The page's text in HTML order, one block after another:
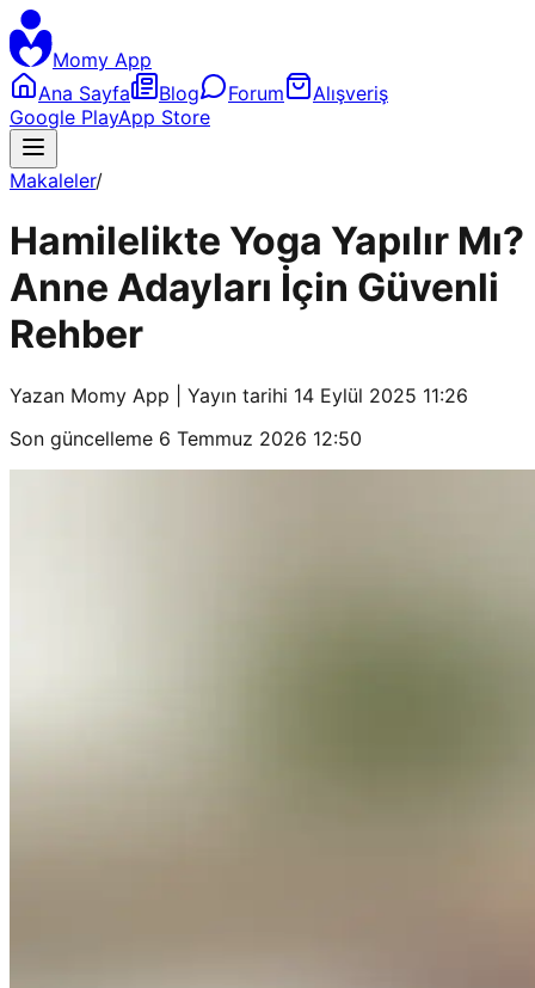
Momy App
Ana Sayfa
Blog Forum
Alışveriş
Google PlayApp Store
Makaleler/
Hamilelikte Yoga Yapılır Mı?
Anne Adayları İçin Güvenli
Rehber
Yazan Momy App | Yayın tarihi 14 Eylül 2025 11:26
Son güncelleme 6 Temmuz 2026 12:50